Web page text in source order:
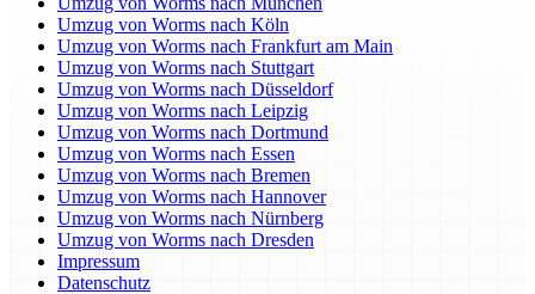
Umzug von Worms nach Köln
Umzug von Worms nach Frankfurt am Main
Umzug von Worms nach Stuttgart
Umzug von Worms nach Düsseldorf
Umzug von Worms nach Leipzig
Umzug von Worms nach Dortmund
Umzug von Worms nach Essen
Umzug von Worms nach Bremen
Umzug von Worms nach Hannover
Umzug von Worms nach Nürnberg
Umzug von Worms nach Dresden
Impressum
Datenschutz